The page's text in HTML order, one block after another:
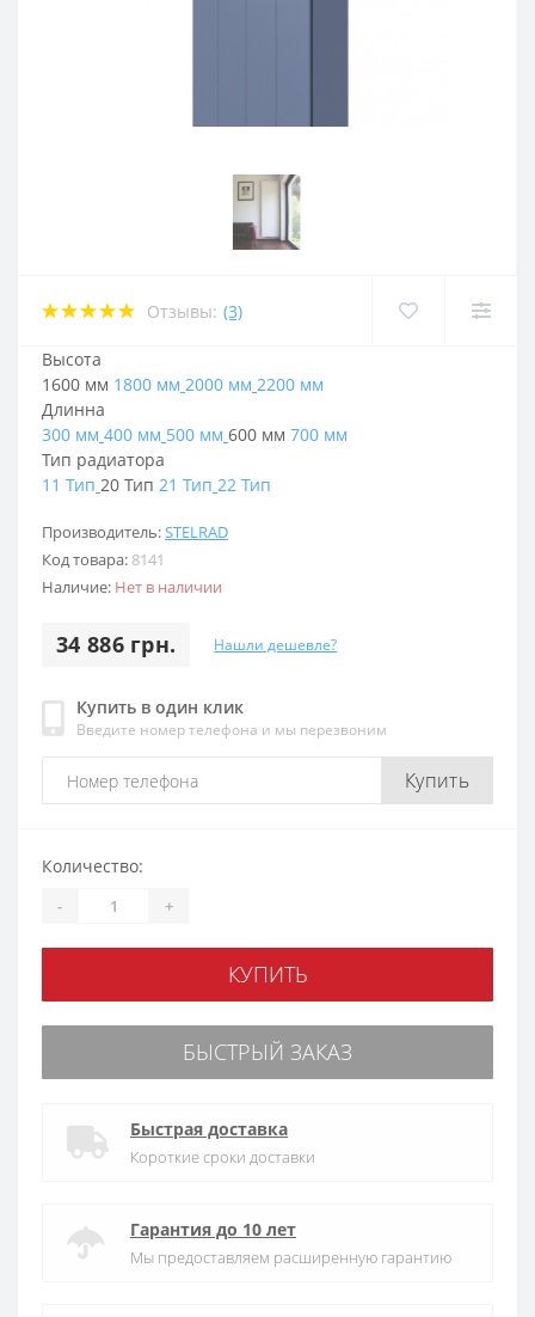
Отзывы: (3)
Производитель:STELRAD
Код товара: 8141
Наличие: Нет в наличии
34 886 грн. Нашли дешевле?
Купить в один клик
Введите номер телефона и мы перезвоним
Купить
Высота
1600 мм 1800 мм 2000 мм 2200 мм
Длинна
300 мм 400 мм 500 мм 600 мм 700 мм
Тип радиатора
11 Тип 20 Тип 21 Тип 22 Тип
Количество:
- +
КУПИТЬ
БЫСТРЫЙ ЗАКАЗ
Быстрая доставка
Короткие сроки доставки
Гарантия до 10 лет
Мы предоставляем расширенную гарантию